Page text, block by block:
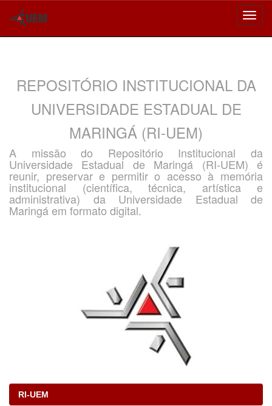
REPOSITÓRIO INSTITUCIONAL DA
UNIVERSIDADE ESTADUAL DE
MARINGÁ (RI-UEM)
A missão do Repositório Institucional da
Universidade Estadual de Maringá (RI-UEM) é
reunir, preservar e permitir o acesso à memória
institucional (científica, técnica, artística e
administrativa) da Universidade Estadual de
Maringá em formato digital.
RI-UEM